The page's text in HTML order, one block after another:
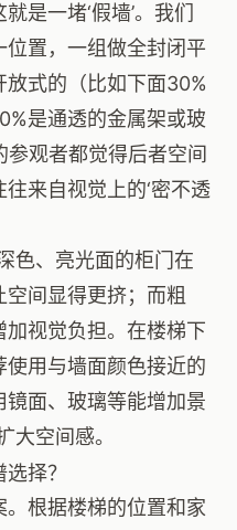
是一堵‘假墙’。我们
置，一组做全封闭平
式的（比如下面30%
是通透的金属架或玻
观者都觉得后者空间
来自视觉上的‘密不透
色、亮光面的柜门在
间显得更挤；而粗
视觉负担。在楼梯下
用与墙面颜色接近的
面、玻璃等能增加景
大空间感。
择？
根据楼梯的位置和家